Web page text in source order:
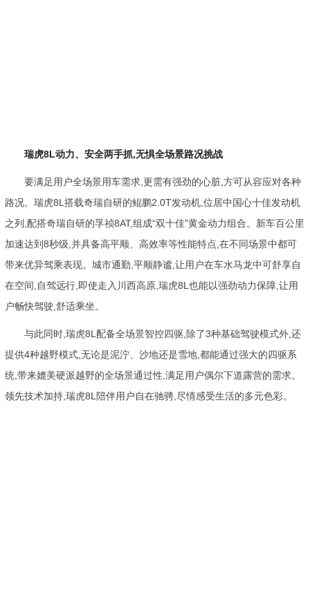
瑞虎8L动力、安全两手抓,无惧全场景路况挑战
要满足用户全场景用车需求,更需有强劲的心脏,方可从容应对各种
路况。瑞虎8L搭载奇瑞自研的鲲鹏2.0T发动机,位居中国心十佳发动机
之列,配搭奇瑞自研的孚祯8AT,组成“双十佳”黄金动力组合。新车百公里
加速达到8秒级,并具备高平顺、高效率等性能特点,在不同场景中都可
带来优异驾乘表现。城市通勤,平顺静谧,让用户在车水马龙中可舒享自
在空间,自驾远行,即使走入川西高原,瑞虎8L也能以强劲动力保障,让用
户畅快驾驶,舒适乘坐。
与此同时,瑞虎8L配备全场景智控四驱,除了3种基础驾驶模式外,还
提供4种越野模式,无论是泥泞、沙地还是雪地,都能通过强大的四驱系
统,带来媲美硬派越野的全场景通过性,满足用户偶尔下道露营的需求。
领先技术加持,瑞虎8L陪伴用户自在驰骋,尽情感受生活的多元色彩。